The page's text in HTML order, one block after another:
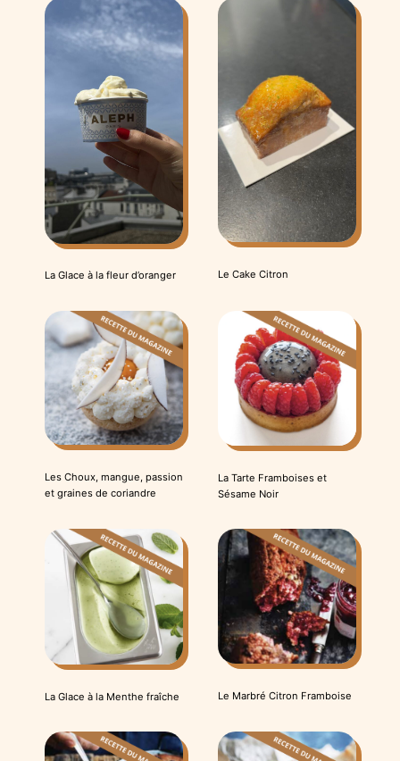
La Glace à la fleur d’oranger Le Cake Citron
Les Choux, mangue, passion
et graines de coriandre
La Tarte Framboises et
Sésame Noir
La Glace à la Menthe fraîche Le Marbré Citron Framboise